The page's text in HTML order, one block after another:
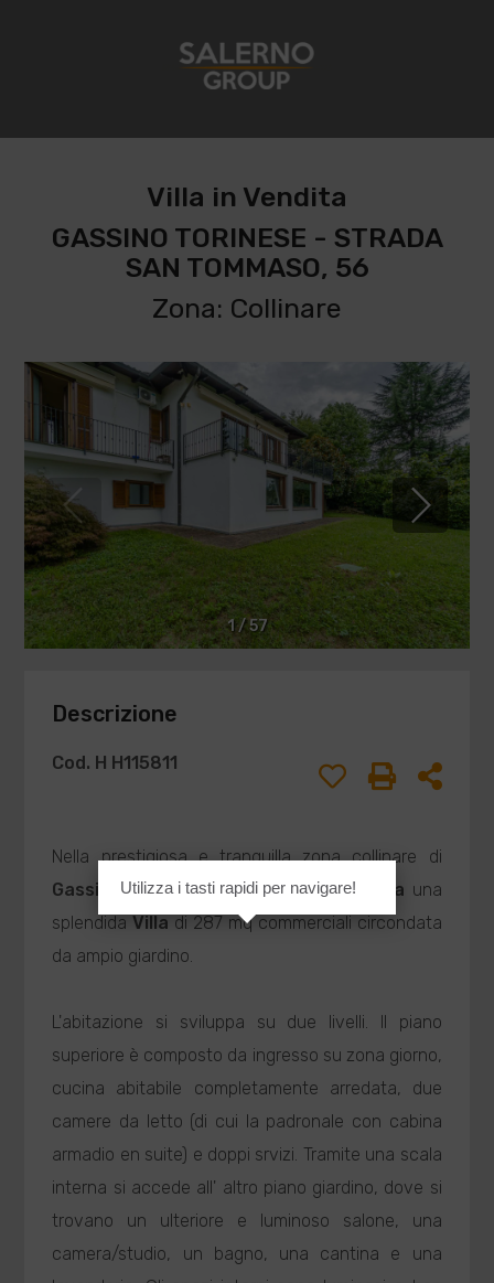
Villa in Vendita
GASSINO TORINESE - STRADA
SAN TOMMASO, 56
Zona: Collinare
1/57
Descrizione
Cod. H H115811
Nella prestigiosa e tranquilla zona collinare di
Gassino Torinese, proponiamo inVendita una
splendidaVilla di 287 mq commerciali circondata
da ampio giardino.
L'abitazione si sviluppa su due livelli. Il piano
superiore è composto da ingresso su zona giorno,
cucina abitabile completamente arredata, due
camere da letto (di cui la padronale con cabina
armadio en suite) e doppi srvizi. Tramite una scala
interna si accede all' altro piano giardino, dove si
trovano un ulteriore e luminoso salone, una
camera/studio, un bagno, una cantina e una
Utilizza i tasti rapidi per navigare!